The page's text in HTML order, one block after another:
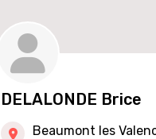
DELALONDE Brice
Beaumont les